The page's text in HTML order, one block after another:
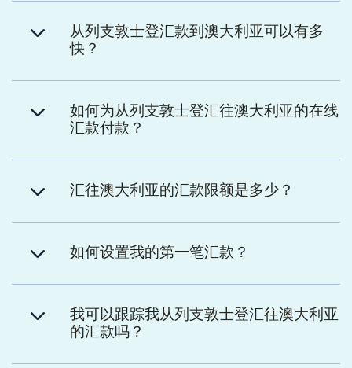
从列支敦士登汇款到澳大利亚可以有多
快？
如何为从列支敦士登汇往澳大利亚的在线
汇款付款？
汇往澳大利亚的汇款限额是多少？
如何设置我的第一笔汇款？
我可以跟踪我从列支敦士登汇往澳大利亚
的汇款吗？